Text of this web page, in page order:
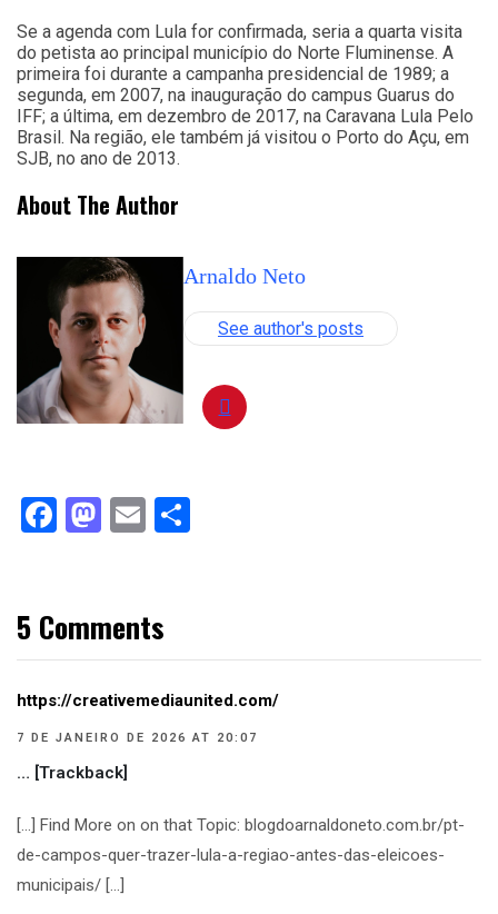
Se a agenda com Lula for confirmada, seria a quarta visita
do petista ao principal município do Norte Fluminense. A
primeira foi durante a campanha presidencial de 1989; a
segunda, em 2007, na inauguração do campus Guarus do
IFF; a última, em dezembro de 2017, na Caravana Lula Pelo
Brasil. Na região, ele também já visitou o Porto do Açu, em
SJB, no ano de 2013.
About The Author
Arnaldo Neto
See author's posts
Facebook
Mastodon
Email
5 Comments
https://creativemediaunited.com/
7 DE JANEIRO DE 2026 AT 20:07
… [Trackback]
[…] Find More on on that Topic: blogdoarnaldoneto.com.br/pt-
de-campos-quer-trazer-lula-a-regiao-antes-das-eleicoes-
municipais/ […]